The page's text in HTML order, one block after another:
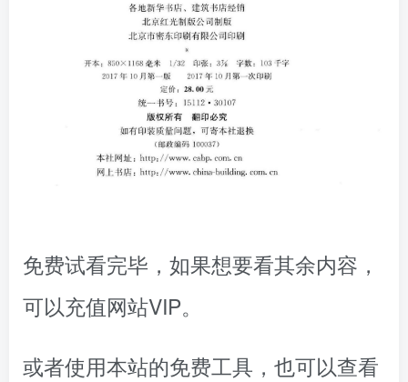
免费试看完毕，如果想要看其余内容，
可以充值网站VIP。
或者使用本站的免费工具，也可以查看